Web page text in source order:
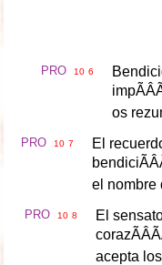
PRO 10 6
imp
os
PRO 10 7 El
bendici
el nombre
PRO 10 8 El
coraz
acepta los